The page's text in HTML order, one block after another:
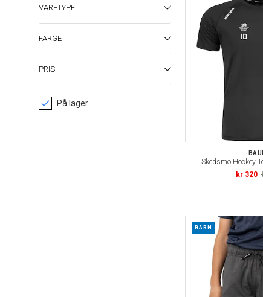
VARETYPE
FARGE
PRIS
På lager
Skedsmo Hockey
kr 320
BARN